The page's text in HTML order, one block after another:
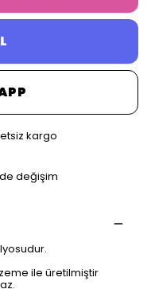
kargo
değişim
ile üretilmiştir